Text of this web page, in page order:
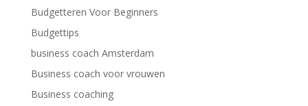
Budgetteren Voor Beginners
Budgettips
business coach Amsterdam
Business coach voor vrouwen
Business coaching